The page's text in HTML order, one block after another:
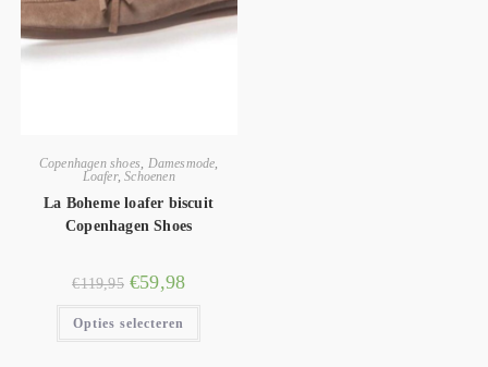
Copenhagen shoes Damesmode
Loafer,Schoenen
La Boheme loafer biscuit
Copenhagen Shoes
€119,95 €59,98
Opties selecteren